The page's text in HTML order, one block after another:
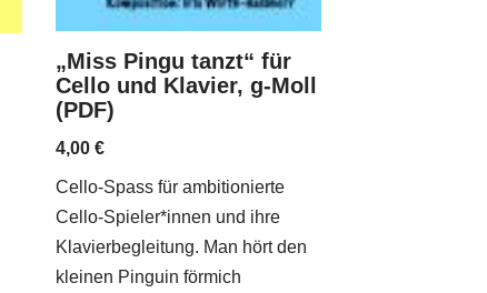
„Miss Pingu tanzt“ für
Cello und Klavier, g-Moll
(PDF)
4,00 €
Cello-Spass für ambitionierte
Cello-Spieler*innen und ihre
Klavierbegleitung. Man hört den
kleinen Pinguin förmich